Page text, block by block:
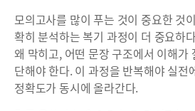
모의고사를 많이 푸는 것이 중요한 것
확히 분석하는 복기 과정이 더 중요하
왜 막히고, 어떤 문장 구조에서 이해가
단해야 한다. 이 과정을 반복해야 실전
정확도가 동시에 올라간다.